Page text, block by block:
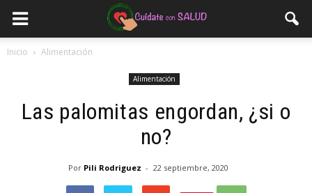
Inicio Alimentación
Alimentación
Las palomitas engordan, ¿si o
no?
Por Pili Rodriguez - 22 septiembre, 2020